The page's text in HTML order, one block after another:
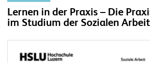
Lernen in der Praxis – Die
im Studium der Sozialen